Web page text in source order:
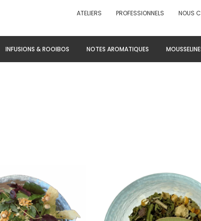
ATELIERS PROFESSIONNELS NOUS
INFUSIONS & ROOIBOS NOTES AROMATIQUES
produit
a
plusieurs
variations.
a